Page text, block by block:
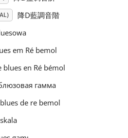
降D藍調音階
em Ré bemol
blues en Ré bémol
гамма
de re bemol